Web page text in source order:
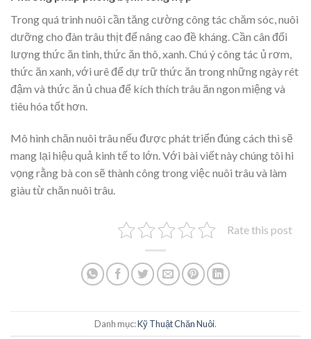
Trong quá trình nuôi cần tăng cường công tác chăm sóc, nuôi
dưỡng cho đàn trâu thịt để nâng cao đề kháng. Cần cân đối
lượng thức ăn tinh, thức ăn thô, xanh. Chú ý công tác ủ rơm,
thức ăn xanh, với urê để dự trữ thức ăn trong những ngày rét
đậm và thức ăn ủ chua để kích thích trâu ăn ngon miệng và
tiêu hóa tốt hơn.
Mô hình chăn nuôi trâu nếu được phát triển đúng cách thì sẽ
mang lại hiệu quả kinh tế to lớn. Với bài viết này chúng tôi hi
vọng rằng bà con sẽ thành công trong việc nuôi trâu và làm
giàu từ chăn nuôi trâu.
Rate this post
Danh mục:Kỹ Thuật Chăn Nuôi.